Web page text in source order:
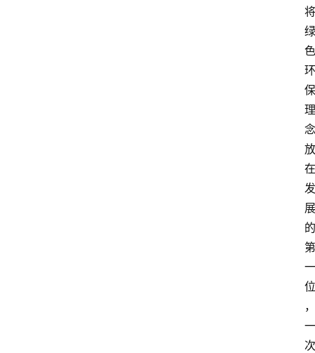
将
绿
色
环
保
理
念
放
在
发
展
的
第
一
位
，
一
次